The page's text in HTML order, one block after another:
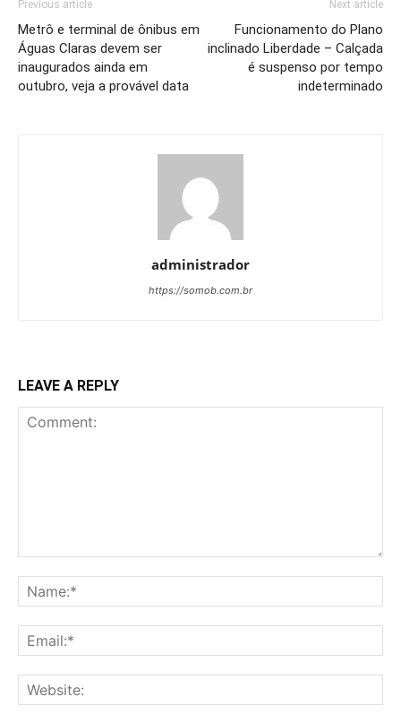
Previous article
Metrô e terminal de ônibus em
Águas Claras devem ser
inaugurados ainda em
outubro, veja a provável data
Next article
Funcionamento do Plano
inclinado Liberdade – Calçada
é suspenso por tempo
indeterminado
administrador
https://somob.com.br
LEAVE A REPLY